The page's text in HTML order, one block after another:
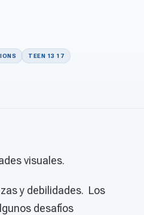
TEEN 13 17
visuales.
y debilidades. Los
desafíos